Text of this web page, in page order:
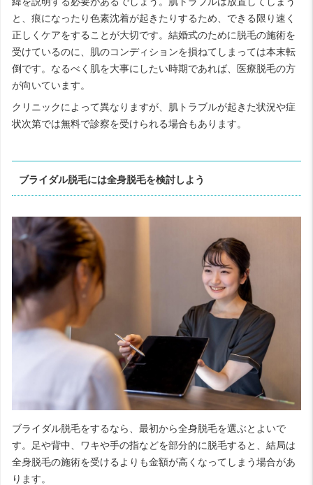
と、痕になったり色素沈着が起きたりするため、できる限り速く
正しくケアをすることが大切です。結婚式のために脱毛の施術を
受けているのに、肌のコンディションを損ねてしまっては本末転
倒です。なるべく肌を大事にしたい時期であれば、医療脱毛の方
が向いています。
クリニックによって異なりますが、肌トラブルが起きた状況や症
状次第では無料で診察を受けられる場合もあります。
ブライダル脱毛には全身脱毛を検討しよう
ブライダル脱毛をするなら、最初から全身脱毛を選ぶとよいで
す。足や背中、ワキや手の指などを部分的に脱毛すると、結局は
全身脱毛の施術を受けるよりも金額が高くなってしまう場合があ
ります。